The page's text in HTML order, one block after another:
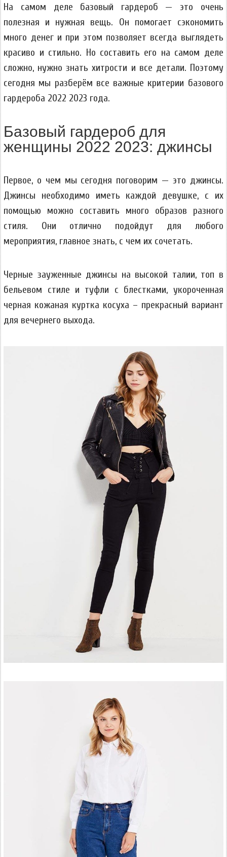
На самом деле базовый гардероб — это очень
полезная и нужная вещь. Он помогает сэкономить
много денег и при этом позволяет всегда выглядеть
красиво и стильно. Но составить его на самом деле
сложно, нужно знать хитрости и все детали. Поэтому
сегодня мы разберём все важные критерии базового
гардероба 2022 2023 года.
Базовый гардероб для
женщины 2022 2023: джинсы
Первое, о чем мы сегодня поговорим — это джинсы.
Джинсы необходимо иметь каждой девушке, с их
помощью можно составить много образов разного
стиля. Они отлично подойдут для любого
мероприятия, главное знать, с чем их сочетать.
Черные зауженные джинсы на высокой талии, топ в
бельевом стиле и туфли с блестками, укороченная
черная кожаная куртка косуха – прекрасный вариант
для вечернего выхода.